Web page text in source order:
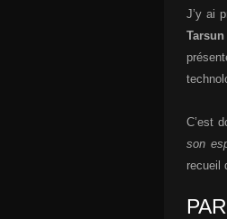
J’y ai
C’est
son
recueil